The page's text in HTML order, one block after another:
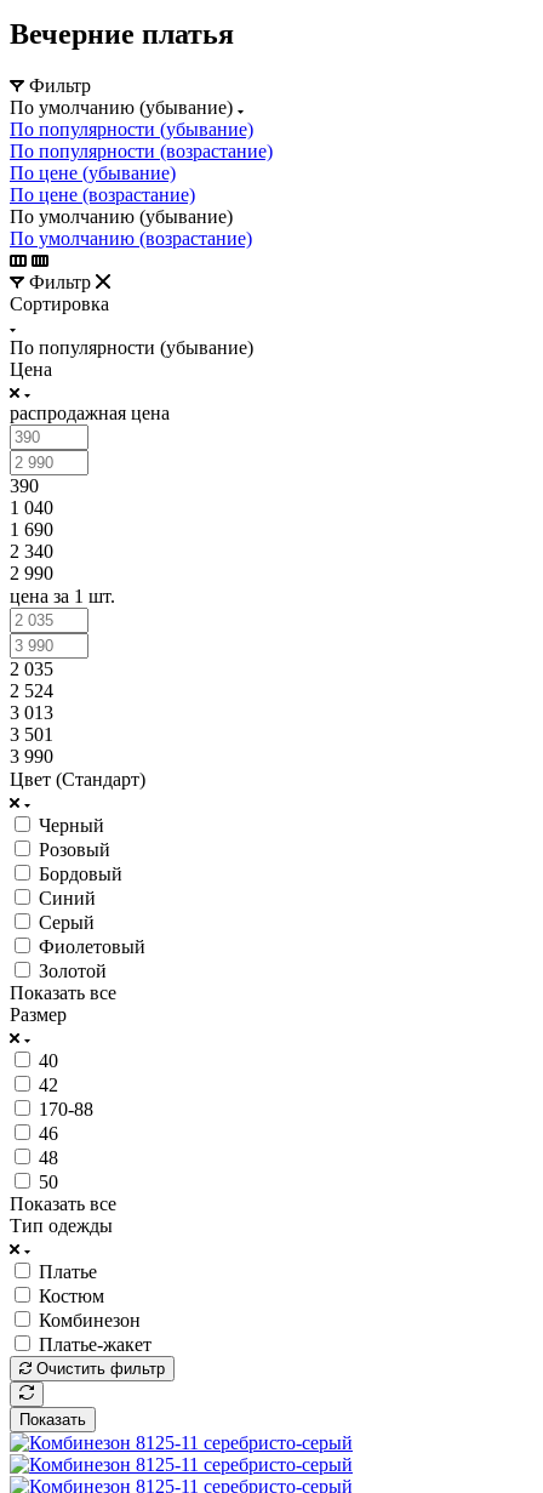
Вечерние платья
Фильтр
По умолчанию (убывание)
По популярности (убывание)
По популярности (возрастание)
По цене (убывание)
По цене (возрастание)
По умолчанию (убывание)
По умолчанию (возрастание)
Фильтр
Сортировка
По популярности (убывание)
Цена
распродажная цена
390
1 040
1 690
2 340
2 990
цена за 1 шт.
2 035
2 524
3 013
3 501
3 990
Цвет (Стандарт)
Черный
Розовый
Бордовый
Синий
Серый
Фиолетовый
Золотой
Показать все
Размер
40
42
170-88
46
48
50
Показать все
Тип одежды
Платье
Костюм
Комбинезон
Платье-жакет
Очистить фильтр
Показать